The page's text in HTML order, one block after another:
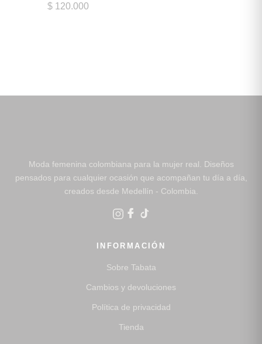
$120.000
Moda femenina colombiana para la mujer real. Diseños
pensados para cualquier ocasión que acompañan tu día a día,
creados desde Medellín - Colombia.
INFORMACIÓN
Sobre Tabata
Cambios y devoluciones
Política de privacidad
Tienda